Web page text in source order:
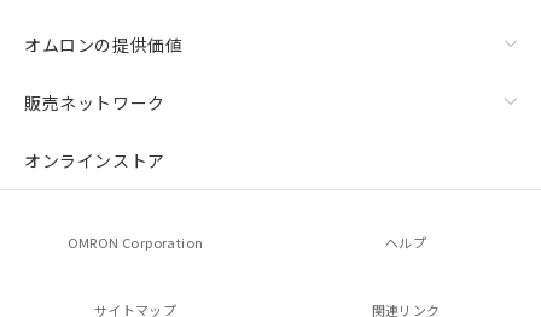
オムロンの提供価値
販売ネットワーク
オンラインストア
OMRON Corporation ヘルプ
サイトマップ 関連リンク